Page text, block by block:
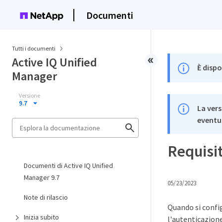
Documenti
Tutti i documenti
Active IQ Unified
Manager
Versione
9.7
Documenti di Active IQ Unified
Manager 9.7
Note di rilascio
Inizia subito
È
La
05/23/2023
Quando si